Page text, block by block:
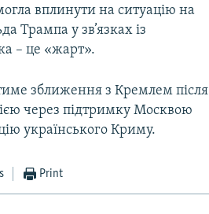
вплинути на ситуацію на
Трампа у зв’язках із
– це «жарт».
зближення з Кремлем після
через підтримку Москвою
українського Криму.
Print